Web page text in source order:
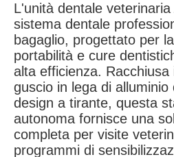
L'unità dentale
sistema dentale
bagaglio, progettato per
portabilità e cure
alta efficienza.
guscio in lega di
design a tirante, questa
autonoma fornisce una
completa per visite
programmi di